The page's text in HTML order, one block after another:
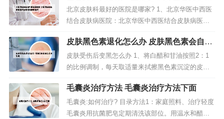
皮肤科医院是哪家荨麻疹医院
北京皮肤科最好的医院是哪家? 1、北京华医中西医
结合皮肤病医院：北京华医中西医结合皮肤病医院
位于北京市海淀区西四环北路29号，是一所以治疗
皮肤病为特色的二级中西医结合医院，是北京市医
保定点单位。2、北京协和医院最好。北京协和医院
皮肤科在我国是最早的皮肤性病学科之一，成立于1
924年，首任主任是Dr....
皮肤黑色素退化怎么办 皮肤黑色素会自己
消失吗
皮肤受伤后变黑怎么办 1、将白醋和甘油按照2：1
的比例调制，每天取适量来拭擦黑色素沉淀的皮肤
一到两次。不仅可以滋润皮肤，同时还能减少黑色
素的沉着。让肌肤皮肤变白的同时肤质也会细嫩好
多。2、皮肤晒黑了可以在早晚间用洗面奶洗完脸以
后，取半勺的白砂糖放在手心加一点水揉一揉，然
毛囊炎治疗方法 毛囊炎治疗方法下面
毛囊炎:如何治疗? 目录方法1：家庭照料、治疗轻度
毛囊炎用抗菌肥皂定期清洗该部位。用温水和醋酸